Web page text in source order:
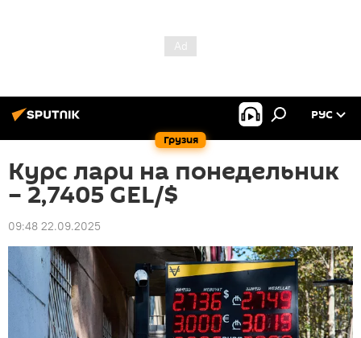
Грузия
РУС
Курс лари на понедельник
– 2,7405 GEL/$
09:48 22.09.2025